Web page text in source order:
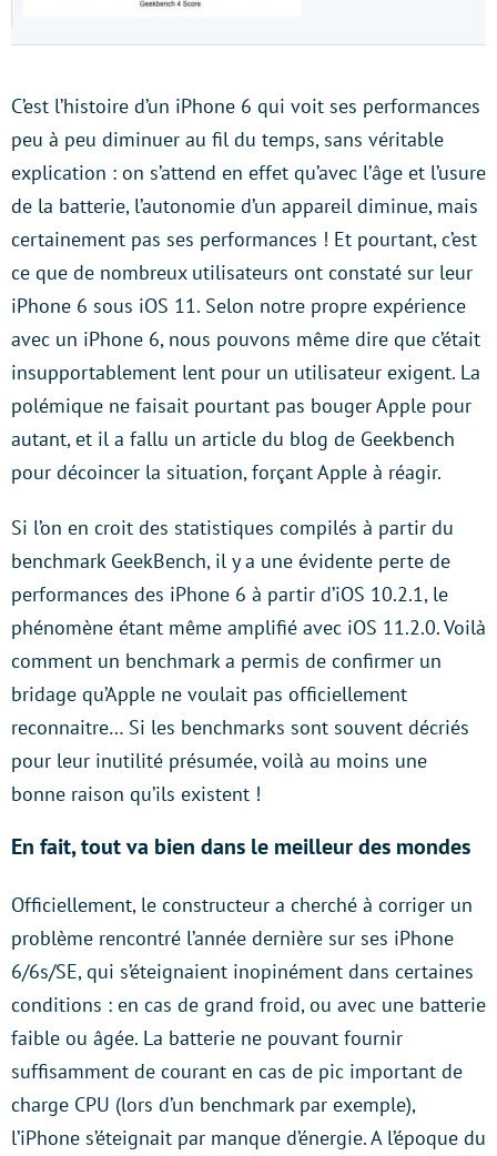
C’est l’histoire d’un iPhone 6 qui voit ses performances
peu à peu diminuer au fil du temps, sans véritable
explication : on s’attend en effet qu’avec l’âge et l’usure
de la batterie, l’autonomie d’un appareil diminue, mais
certainement pas ses performances ! Et pourtant, c’est
ce que de nombreux utilisateurs ont constaté sur leur
iPhone 6 sous iOS 11. Selon notre propre expérience
avec un iPhone 6, nous pouvons même dire que c’était
insupportablement lent pour un utilisateur exigent. La
polémique ne faisait pourtant pas bouger Apple pour
autant, et il a fallu un article du blog de Geekbench
pour décoincer la situation, forçant Apple à réagir.
Si l’on en croit des statistiques compilés à partir du
benchmark GeekBench, il y a une évidente perte de
performances des iPhone 6 à partir d’iOS 10.2.1, le
phénomène étant même amplifié avec iOS 11.2.0. Voilà
comment un benchmark a permis de confirmer un
bridage qu’Apple ne voulait pas officiellement
reconnaitre… Si les benchmarks sont souvent décriés
pour leur inutilité présumée, voilà au moins une
bonne raison qu’ils existent !
En fait, tout va bien dans le meilleur des mondes
Officiellement, le constructeur a cherché à corriger un
problème rencontré l’année dernière sur ses iPhone
6/6s/SE, qui s’éteignaient inopinément dans certaines
conditions : en cas de grand froid, ou avec une batterie
faible ou âgée. La batterie ne pouvant fournir
suffisamment de courant en cas de pic important de
charge CPU (lors d’un benchmark par exemple),
l’iPhone s’éteignait par manque d’énergie. A l’époque du